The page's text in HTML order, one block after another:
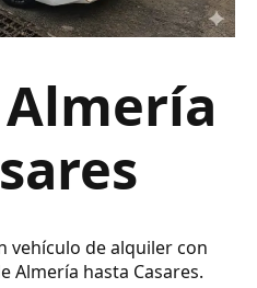
vehículo de alquiler con
Almería hasta Casares.